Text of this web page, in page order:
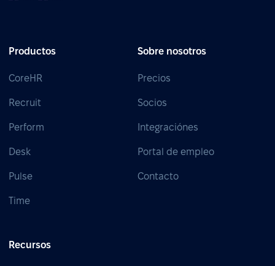
Productos
CoreHR
Recruit
Perform
Desk
Pulse
Time
Sobre nosotros
Precios
Socios
Integraciónes
Portal de empleo
Contacto
Recursos